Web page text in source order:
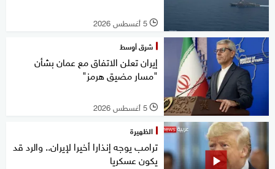
l 5 أغسطس 2026
شرق أوسط
إيران تعلن الاتفاق مع عمان بشأن
"مسار مضيق هرمز"
l 5 أغسطس 2026
الظهيرة
ترامب يوجه إنذارا أخيرا لإيران.. والرد قد
يكون عسكريا